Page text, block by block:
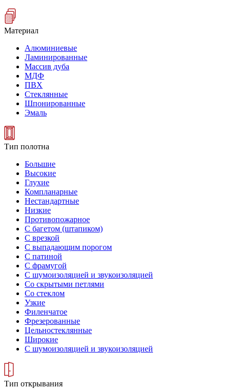
Материал
Алюминиевые
Ламинированные
Массив дуба
МДФ
ПВХ
Стеклянные
Шпонированные
Эмаль
Тип полотна
Большие
Высокие
Глухие
Компланарные
Нестандартные
Низкие
Противопожарное
С багетом (штапиком)
С врезкой
С выпадающим порогом
С патиной
С фрамугой
С шумоизоляцией и звукоизоляцией
Со скрытыми петлями
Со стеклом
Узкие
Филенчатое
Фрезерованные
Цельностеклянные
Широкие
С шумоизоляцией и звукоизоляцией
Тип открывания